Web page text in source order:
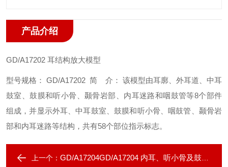
产品介绍
GD/A17202 耳结构放大模型
型号规格： GD/A17202 简 介： 该模型由耳廓、外耳道、中耳
鼓室、鼓膜和听小骨、颞骨岩部、内耳迷路和咽鼓管等8个部件
组成，并显示外耳、中耳鼓室、鼓膜和听小骨、咽鼓管、颞骨岩
部和内耳迷路等结构，共有58个部位指示标志。
上一个： GD/A17204GD/A17204 内耳、听小骨及鼓膜放大模型